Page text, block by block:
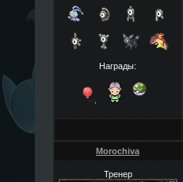
Награды:
Morochiva
Тренер